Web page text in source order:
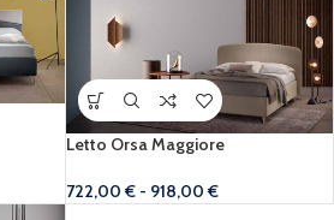
Letto Orsa Maggiore
722,00€ - 918,00€